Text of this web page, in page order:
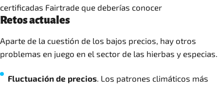
certificadas Fairtrade que deberías conocer
Retos actuales
Aparte de la cuestión de los bajos precios, hay otros
problemas en juego en el sector de las hierbas y especias.
Fluctuación de precios. Los patrones climáticos más